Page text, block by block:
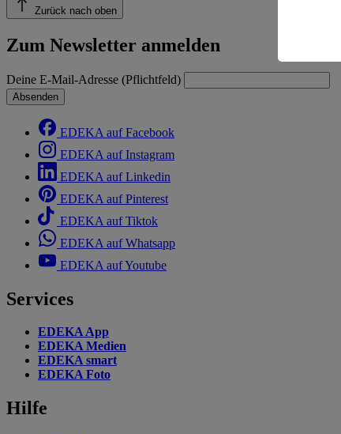
Zurück nach oben
Zum Newsletter anmelden
Deine E-Mail-Adresse (Pflichtfeld)
Absenden
EDEKA auf Facebook
EDEKA auf Instagram
EDEKA auf Linkedin
EDEKA auf Pinterest
EDEKA auf Tiktok
EDEKA auf Whatsapp
EDEKA auf Youtube
Services
EDEKA App
EDEKA Medien
EDEKA smart
EDEKA Foto
Hilfe
Risiko